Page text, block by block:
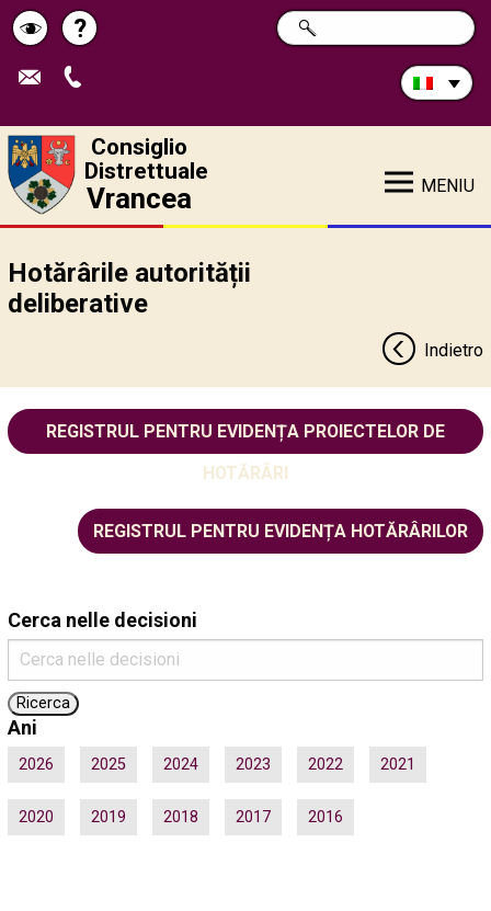
Schimbă
contrastul
Pagina
de
?
Cerca
nel
RICERCA
Consiglio
Distrettuale
Vrancea MENIU
Hotărârile autorității
deliberative
Indietro
REGISTRUL PENTRU EVIDENȚA PROIECTELOR DE
HOTĂRÂRI
REGISTRUL PENTRU EVIDENȚA HOTĂRÂRILOR
Cerca nelle decisioni
Ani
2026 2025 2024 2023 2022 2021
2020 2019 2018 2017 2016